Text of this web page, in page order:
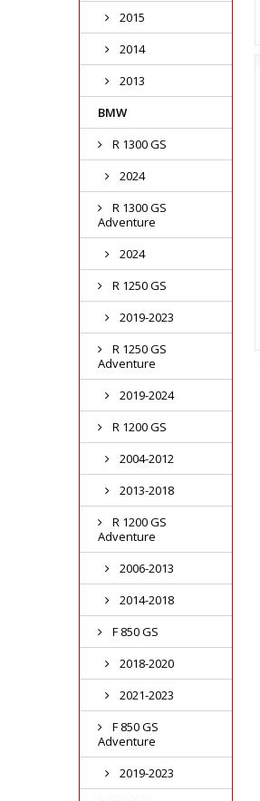
2015
2014
2013
BMW
R 1300 GS
2024
R 1300 GS
Adventure
2024
R 1250 GS
2019-2023
R 1250 GS
Adventure
2019-2024
R 1200 GS
2004-2012
2013-2018
R 1200 GS
Adventure
2006-2013
2014-2018
F 850 GS
2018-2020
2021-2023
F 850 GS
Adventure
2019-2023